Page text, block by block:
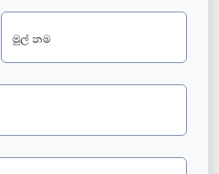
මුල් නම